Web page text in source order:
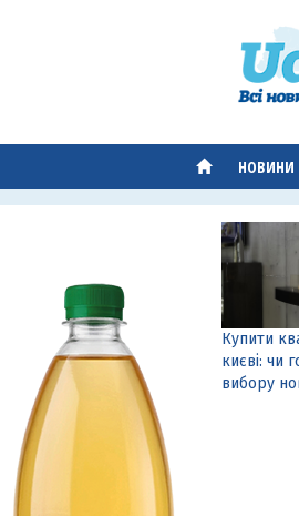
НОВИНИ
Купити
києві: чи
вибору